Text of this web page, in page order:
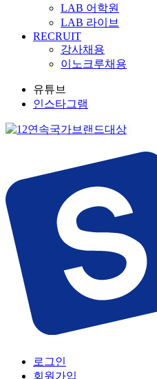
LAB 어학원
LAB 라이브
RECRUIT
강사채용
이노크루채용
유튜브
인스타그램
로그인
회원가입